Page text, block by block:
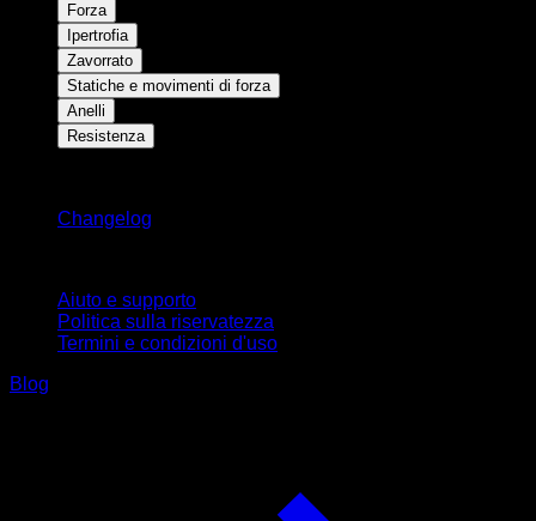
Forza
Ipertrofia
Zavorrato
Statiche e movimenti di forza
Anelli
Resistenza
Changelog
Aiuto e supporto
Politica sulla riservatezza
Termini e condizioni d'uso
Blog